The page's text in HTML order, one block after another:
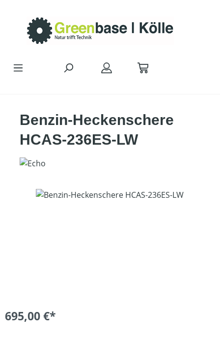
Benzin-Heckenschere
HCAS-236ES-LW
Bildergalerie überspringen
695,00 €*